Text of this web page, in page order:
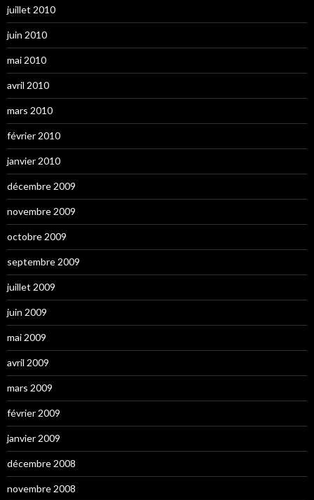
juillet 2010
juin 2010
mai 2010
avril 2010
mars 2010
février 2010
janvier 2010
décembre 2009
novembre 2009
octobre 2009
septembre 2009
juillet 2009
juin 2009
mai 2009
avril 2009
mars 2009
février 2009
janvier 2009
décembre 2008
novembre 2008